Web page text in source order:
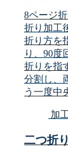
8ページ
折り加工
折り方を
り、90度
折りを指
分割し、
う一度中
加
二つ折